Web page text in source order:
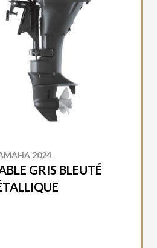
2024
GRIS BLEUTÉ